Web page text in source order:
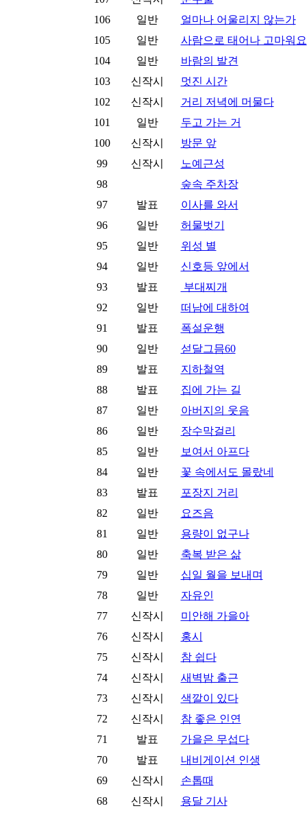
106
일반
얼마나 어울리지 않는가
105
일반
사람으로 태어나 고마워요
104
일반
바람의 발견
103
신작시
멋진 시간
102
신작시
거리 저녁에 머물다
101
일반
두고 가는 거
100
신작시
방문 앞
99
신작시
노예근성
98
숲속 주차장
97
발표
이사를 와서
96
일반
허물벗기
95
일반
위성 별
94
일반
신호등 앞에서
93
발표
부대찌개
92
일반
떠남에 대하여
91
발표
폭설운행
90
일반
섣달그믐60
89
발표
지하철역
88
발표
집에 가는 길
87
일반
아버지의 웃음
86
일반
장수막걸리
85
일반
보여서 아프다
84
일반
꽃 속에서도 몰랐네
83
발표
포장지 거리
82
일반
요즈음
81
일반
용량이 없구나
80
일반
축복 받은 삶
79
일반
십일 월을 보내며
78
일반
자유인
77
신작시
미안해 가을아
76
신작시
홍시
75
신작시
참 쉽다
74
신작시
새벽밤 출근
73
신작시
색깔이 있다
72
신작시
참 좋은 인연
71
발표
가을은 무섭다
70
발표
내비게이션 인생
69
신작시
손톱때
68
신작시
용달 기사